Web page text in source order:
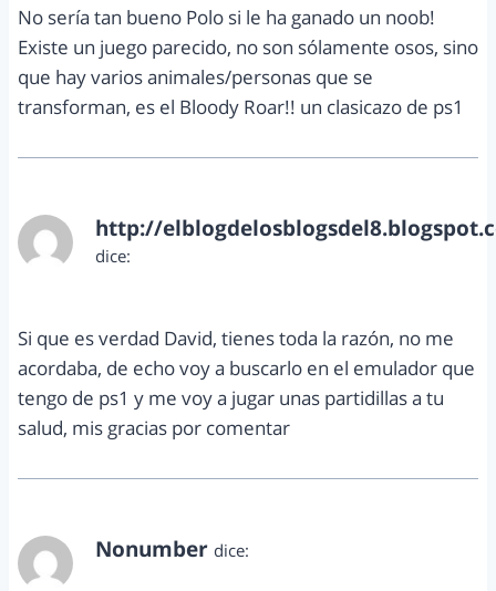
No sería tan bueno Polo si le ha ganado un noob!
Existe un juego parecido, no son sólamente osos, sino
que hay varios animales/personas que se
transforman, es el Bloody Roar!! un clasicazo de ps1
http://
dice:
Si que es verdad David, tienes toda la razón, no me
acordaba, de echo voy a buscarlo en el emulador que
tengo de ps1 y me voy a jugar unas partidillas a tu
salud, mis gracias por comentar
Nonumber dice: